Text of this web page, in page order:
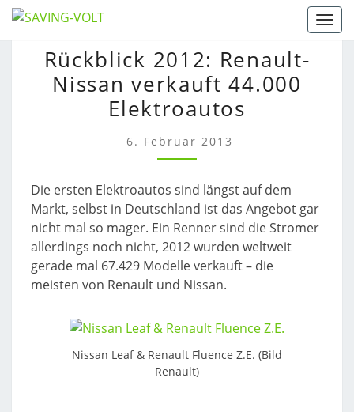
Skip
to
RÜCKBLICK
2012:
RENAULT-
NISSAN
VERKAUFT
44.000
ELEKTROAUTOS
Rückblick 2012: Renault-
Nissan verkauft 44.000
Elektroautos
6. Februar 2013
Die ersten Elektroautos sind längst auf dem
Markt, selbst in Deutschland ist das Angebot gar
nicht mal so mager. Ein Renner sind die Stromer
allerdings noch nicht, 2012 wurden weltweit
gerade mal 67.429 Modelle verkauft – die
meisten von Renault und Nissan.
Nissan Leaf & Renault Fluence Z.E. (Bild
Renault)